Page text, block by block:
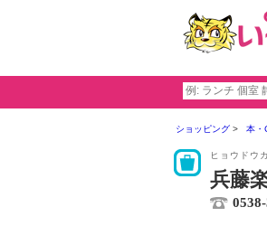
ショッピング 本・
ヒョウドウ
兵藤